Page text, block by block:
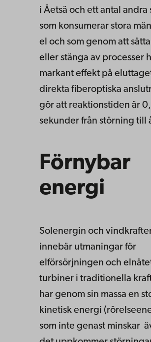
i Äetsä och ett antal andra
som konsumerar stora
el och som genom att
eller stänga av processer
markant effekt på
direkta fiberoptiska
gör att reaktionstiden är
sekunder från störning till
Förnybar
energi
Solenergin och
innebär utmaningar för
elförsörjningen och
turbiner i traditionella
har genom sin massa en
kinetisk energi
som inte genast minskar